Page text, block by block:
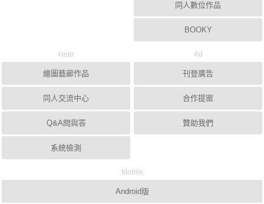
同人數位作品
BOOKY
Help
繪圖藝廊作品
同人交流中心
Q&A問與答
系統檢測
Ad
刊登廣告
合作提案
贊助我們
Mobile
Android版